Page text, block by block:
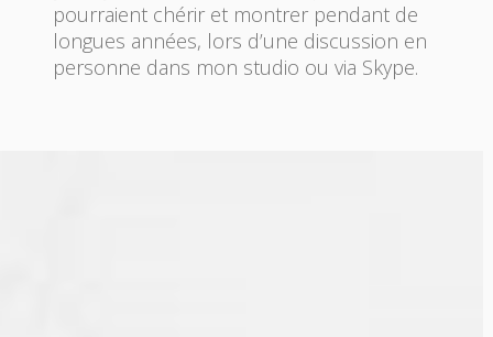
pourraient chérir et montrer pendant de
longues années, lors d’une discussion en
personne dans mon studio ou via Skype.